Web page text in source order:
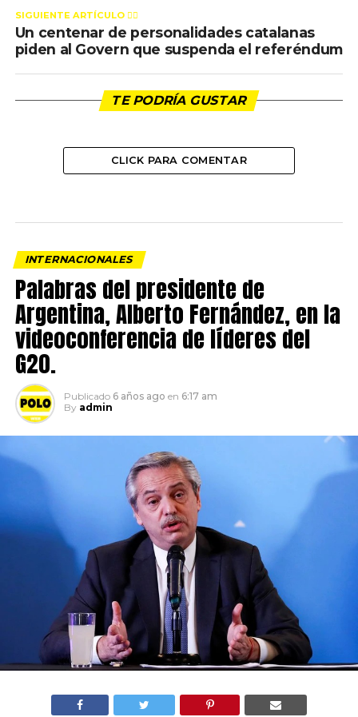
SIGUIENTE ARTÍCULO 👈🏻
Un centenar de personalidades catalanas
piden al Govern que suspenda el referéndum
TE PODRÍA GUSTAR
CLICK PARA COMENTAR
INTERNACIONALES
Palabras del presidente de
Argentina, Alberto Fernández, en la
videoconferencia de líderes del
G20.
Publicado 6 años ago en 6:17 am
By admin